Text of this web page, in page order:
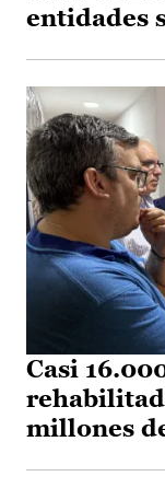
entidades
Casi
millones